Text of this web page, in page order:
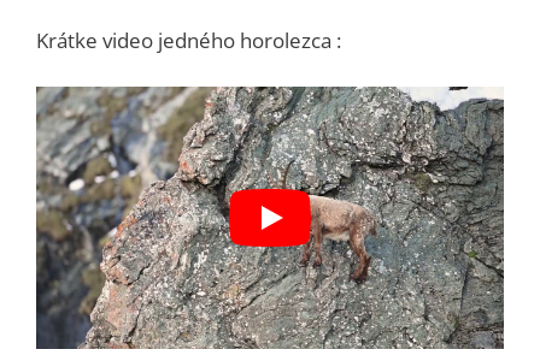
Krátke video jedného horolezca :